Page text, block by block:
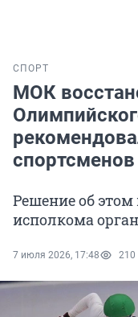
СПОРТ
МОК
спортсменов
Решение об
исполкома
7 июля 2026, 17:48 210